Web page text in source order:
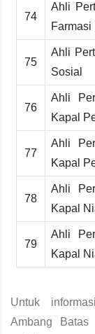
74
Ahli
Farmasi
75
Ahli
Sosial
76
Ahli
Kapal
77
Ahli
Kapal
78
Ahli
Kapal
79
Ahli
Kapal
Untuk
Ambang